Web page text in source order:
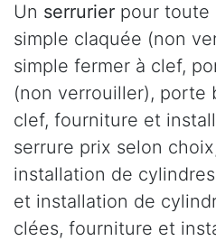
Un serrurier pour toute
simple claquée (non
simple fermer à clef,
(non verrouiller), porte
clef, fourniture et
serrure prix selon
installation de
et installation de
clées, fourniture et